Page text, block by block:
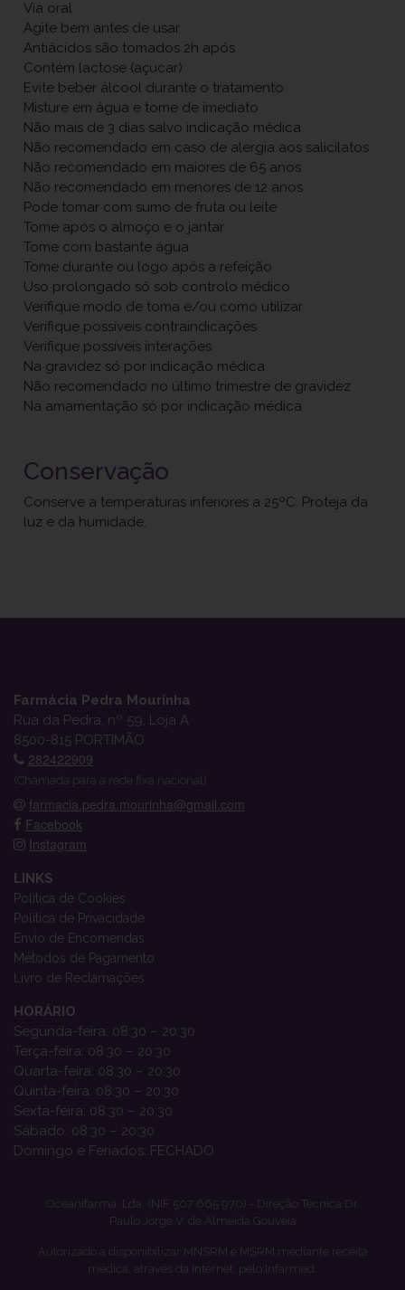
Via oral
Agite bem antes de usar
Antiácidos são tomados 2h após
Contém lactose (açucar)
Evite beber álcool durante o tratamento
Misture em água e tome de imediato
Não mais de 3 dias salvo indicação médica
Não recomendado em caso de alergia aos salicilatos
Não recomendado em maiores de 65 anos
Não recomendado em menores de 12 anos
Pode tomar com sumo de fruta ou leite
Tome após o almoço e o jantar
Tome com bastante água
Tome durante ou logo após a refeição
Uso prolongado só sob controlo médico
Verifique modo de toma e/ou como utilizar
Verifique possíveis contraindicações
Verifique possíveis interações
Na gravidez só por indicação médica
Não recomendado no último trimestre de gravidez
Na amamentação só por indicação médica
Conservação
Conserve a temperaturas inferiores a 25ºC. Proteja da
luz e da humidade.
Farmácia Pedra Mourinha
Rua da Pedra, nº 59, Loja A
8500-815 PORTIMÃO
282422909
(Chamada para a rede fixa nacional)
farmacia.pedra.mourinha@gmail.com
Facebook
Instagram
LINKS
Política de Cookies
Política de Privacidade
Envio de Encomendas
Métodos de Pagamento
Livro de Reclamações
HORÁRIO
Segunda-feira: 08:30 – 20:30
Terça-feira: 08:30 – 20:30
Quarta-feira: 08:30 – 20:30
Quinta-feira: 08:30 – 20:30
Sexta-feira: 08:30 – 20:30
Sábado: 08:30 – 20:30
Domingo e Feriados: FECHADO
Oceanifarma, Lda. (NIF 507 665 970) - Direção Técnica Dr.
Paulo Jorge V. de Almeida Gouveia
Autorizado a disponibilizar MNSRM e MSRM mediante receita
médica, através da Internet, pelo Infarmed.